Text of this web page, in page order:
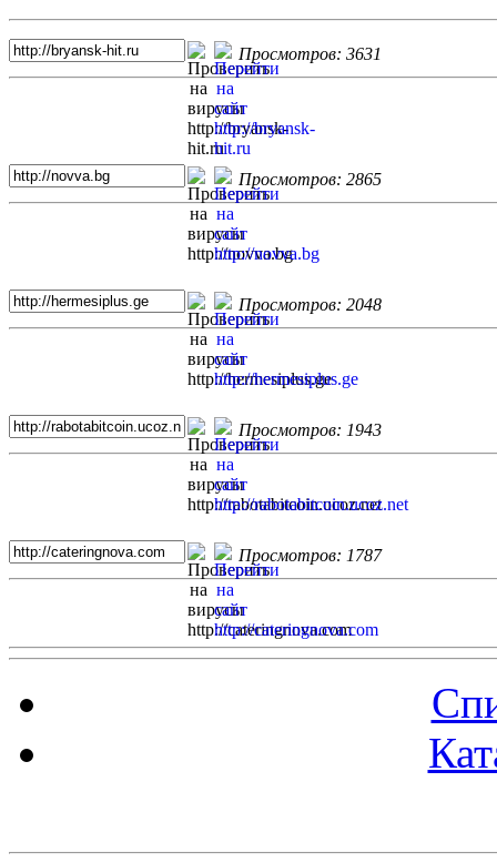
Просмотров: 3631
Просмотров: 2865
Просмотров: 2048
Просмотров: 1943
Просмотров: 1787